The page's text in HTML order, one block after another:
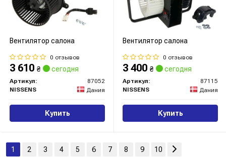
Вентилятор салона
0 отзывов
3 610 ₴ сегодня
Артикул:
87052
NISSENS
Дания
Купить
Вентилятор салона
0 отзывов
3 400 ₴ сегодня
Артикул:
87115
NISSENS
Дания
Купить
1 2 3 4 5 6 7 8 9 10